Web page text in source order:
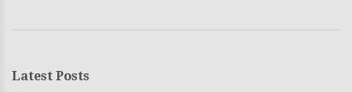
Latest Posts